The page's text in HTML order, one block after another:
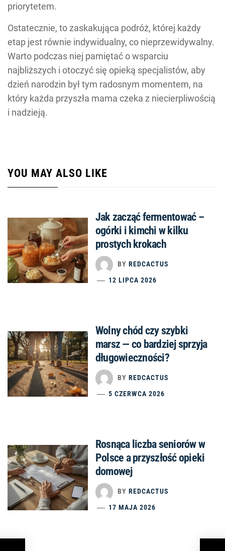
priorytetem.
Ostatecznie, to zaskakująca podróż, której każdy
etap jest równie indywidualny, co nieprzewidywalny.
Warto podczas niej pamiętać o wsparciu
najbliższych i otoczyć się opieką specjalistów, aby
dzień narodzin był tym radosnym momentem, na
który każda przyszła mama czeka z niecierpliwością
i nadzieją.
YOU MAY ALSO LIKE
Jak zacząć fermentować –
ogórki i kimchi w kilku
prostych krokach
BY REDCACTUS
12 LIPCA 2026
Wolny chód czy szybki
marsz — co bardziej sprzyja
długowieczności?
BY REDCACTUS
5 CZERWCA 2026
Rosnąca liczba seniorów w
Polsce a przyszłość opieki
domowej
BY REDCACTUS
17 MAJA 2026